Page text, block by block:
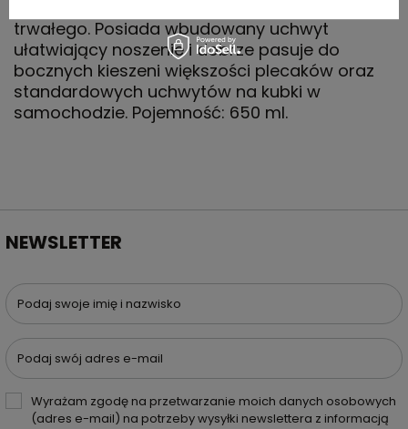
trwałego. Posiada wbudowany uchwyt
ułatwiający noszenie i dobrze pasuje do
bocznych kieszeni większości plecaków oraz
standardowych uchwytów na kubki w
samochodzie. Pojemność: 650 ml.
NEWSLETTER
Podaj swoje imię i nazwisko
Podaj swój adres e-mail
Wyrażam zgodę na przetwarzanie moich danych osobowych
(adres e-mail) na potrzeby wysyłki newslettera z informacją